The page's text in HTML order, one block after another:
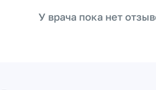
У врача пока нет